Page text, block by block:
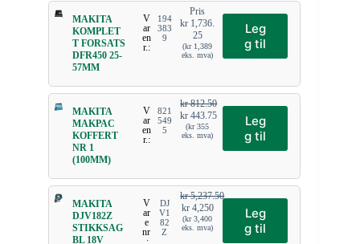
MAKITA
KOMPLET
T FORSATS
DFR450 25-
57MM
V
ar
en
r.:
194
383
9
Pris
kr 1,736.
25
(kr1,389
eks. mva)
Leg
g til
MAKITA
MAKPAC
KOFFERT
NR 1
(100MM)
V
ar
en
r.:
821
549
5
kr812.50
kr 443.75
(kr355
eks. mva)
Leg
g til
MAKITA
DJV182Z
STIKKSAG
BL 18V
V
ar
e
nr
.:
DJ
V1
82
Z
kr5,237.50
kr4,250
(kr3,400
eks. mva)
Leg
g til